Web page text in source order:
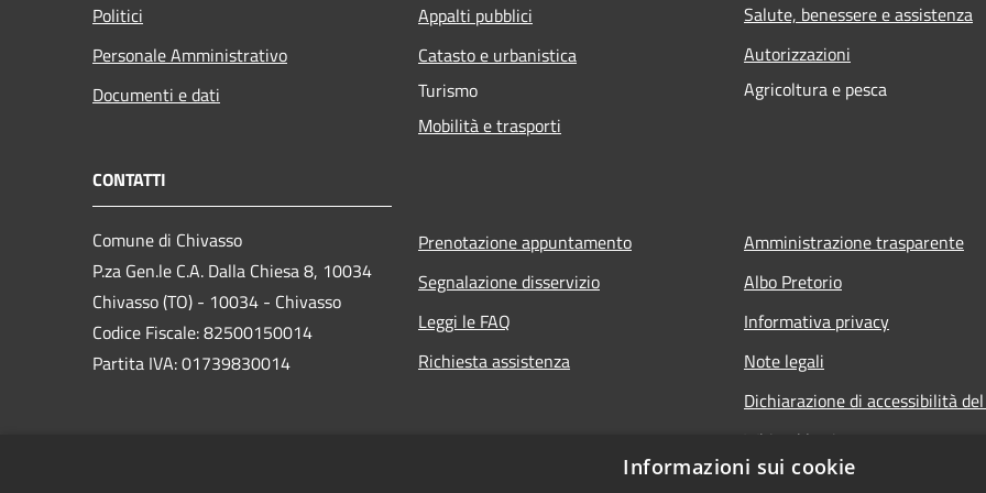
Politici
Personale Amministrativo
Documenti e dati
Appalti pubblici
Catasto e urbanistica
Turismo
Mobilità e trasporti
Salute, benessere e assistenza
Autorizzazioni
Agricoltura e pesca
CONTATTI
Comune di Chivasso
P.za Gen.le C.A. Dalla Chiesa 8, 10034
Chivasso (TO) - 10034 - Chivasso
Codice Fiscale: 82500150014
Partita IVA: 01739830014
Prenotazione appuntamento
Segnalazione disservizio
Leggi le FAQ
Richiesta assistenza
Amministrazione trasparente
Albo Pretorio
Informativa privacy
Note legali
Dichiarazione di accessibilità
Whisteblowing
Statistiche web
Informazioni sui cookie